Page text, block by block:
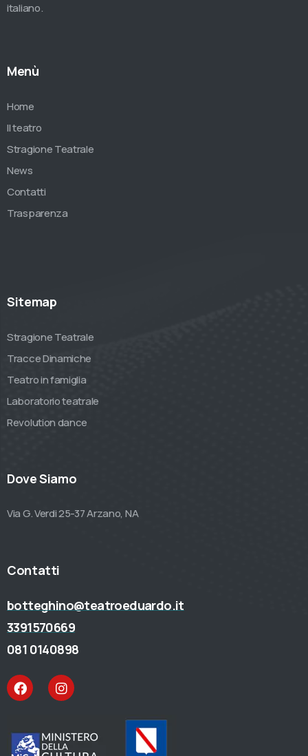
italiano.
Menù
Home
Il teatro
Stragione Teatrale
News
Contatti
Trasparenza
Sitemap
Stragione Teatrale
Tracce Dinamiche
Teatro in famiglia
Laboratorio teatrale
Revolution dance
Dove Siamo
Via G. Verdi 25-37 Arzano, NA
Contatti
botteghino@teatroeduardo.it
3391570669
081 0140898